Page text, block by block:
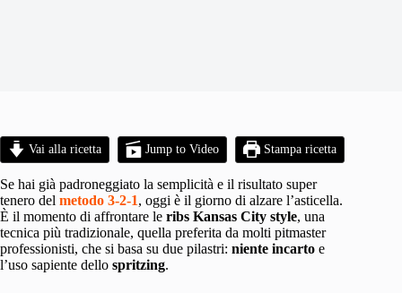
Vai alla ricetta Jump to Video Stampa ricetta
Se hai già padroneggiato la semplicità e il risultato super
tenero del metodo 3-2-1, oggi è il giorno di alzare l’asticella.
È il momento di affrontare le ribs Kansas City style, una
tecnica più tradizionale, quella preferita da molti pitmaster
professionisti, che si basa su due pilastri: niente incarto e
l’uso sapiente dello spritzing.